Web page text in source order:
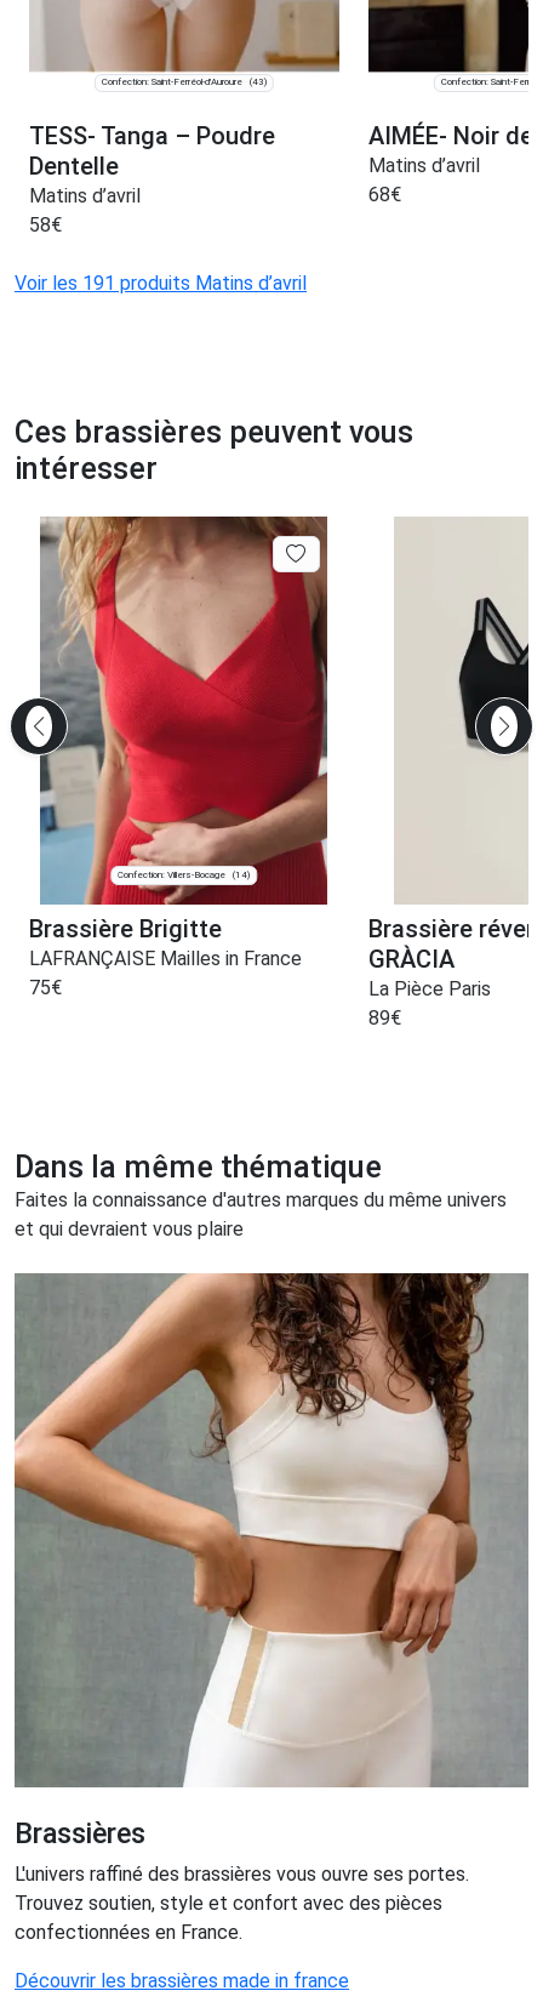
Confection: Saint-Ferréol-d'Auroure (43)
TESS- Tanga – Poudre
Dentelle
Matins d’avril
58€
Confection: Saint-
AIMÉE- Noir
Matins d’avril
68€
Voir les 191 produits Matins d’avril
Ces brassières peuvent vous
intéresser
Confection: Villers-Bocage (14)
Brassière Brigitte
LAFRANÇAISE Mailles in France
75€
Brassière
GRÀCIA
La Pièce Paris
89€
Dans la même thématique
Faites la connaissance d'autres marques du même univers
et qui devraient vous plaire
Brassières
L'univers raffiné des brassières vous ouvre ses portes.
Trouvez soutien, style et confort avec des pièces
confectionnées en France.
Découvrir les brassières made in france